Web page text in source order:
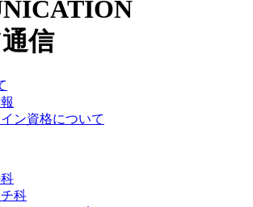
信
ン資格について
科